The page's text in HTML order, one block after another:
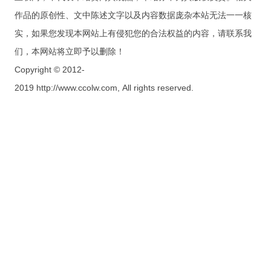
作品的原创性、文中陈述文字以及内容数据庞杂本站无法一一核
实，如果您发现本网站上有侵犯您的合法权益的内容，请联系我
们，本网站将立即予以删除！
Copyright © 2012-
2019 http://www.ccolw.com, All rights reserved.